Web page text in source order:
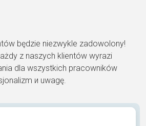
będzie niezwykle zadowolony!
z naszych klientów wyrazi
dla wszystkich pracowników
и uwagę.